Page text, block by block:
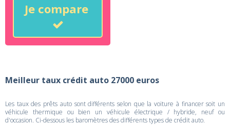
Je compare
Meilleur taux crédit auto 27000 euros
Les taux des prêts auto sont différents selon que la voiture à financer soit un
véhicule thermique ou bien un véhicule électrique / hybride, neuf ou
d'occasion. Ci-dessous les baromètres des différents types de crédit auto.